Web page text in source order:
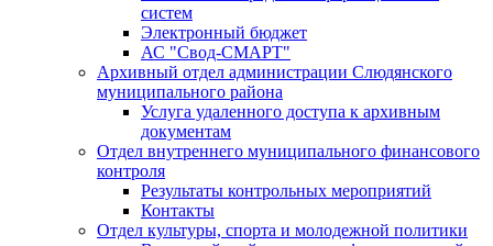
систем
Электронный бюджет
АС "Свод-СМАРТ"
Архивный отдел администрации Слюдянского
муниципального района
Услуга удаленного доступа к архивным
документам
Отдел внутреннего муниципального финансового
контроля
Результаты контрольных мероприятий
Контакты
Отдел культуры, спорта и молодежной политики